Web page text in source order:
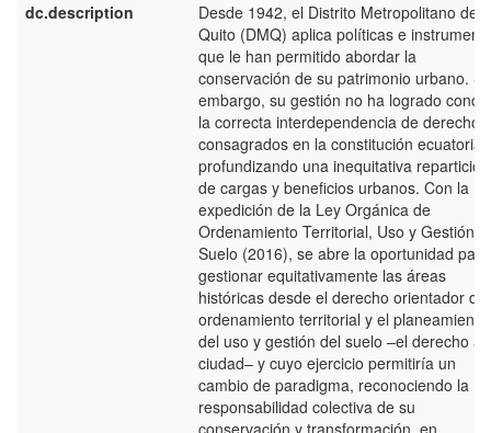
dc.description
Desde 1942, el Distrito Metropolitano de
Quito (DMQ) aplica políticas e
que le han permitido abordar la
conservación de su patrimonio urbano.
embargo, su gestión no ha logrado
la correcta interdependencia de derechos
consagrados en la constitución
profundizando una inequitativa repartición
de cargas y beneficios urbanos. Con la
expedición de la Ley Orgánica de
Ordenamiento Territorial, Uso y Gestión
Suelo (2016), se abre la oportunidad para
gestionar equitativamente las áreas
históricas desde el derecho orientador del
ordenamiento territorial y el planeamiento
del uso y gestión del suelo –el derecho a
ciudad– y cuyo ejercicio permitiría un
cambio de paradigma, reconociendo la
responsabilidad colectiva de su
conservación y transformación, en